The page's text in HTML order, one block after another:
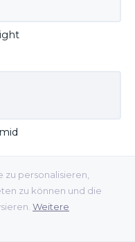
personalisieren,
zu können und die
Weitere